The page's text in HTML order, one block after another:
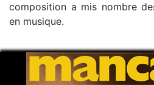
composition a mis nombre
en musique.
Hacène Larbi, compositeur –
Lauréat des concours